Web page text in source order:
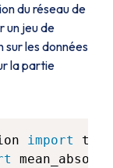
du réseau de
un jeu de
sur les données
la partie
import